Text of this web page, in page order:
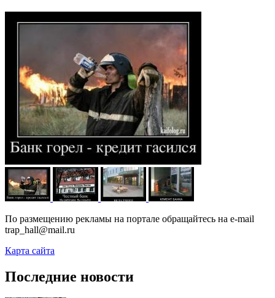
По размещению рекламы на портале обращайтесь на e-mail
trap_hall@mail.ru
Карта сайта
Последние новости